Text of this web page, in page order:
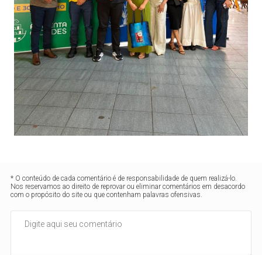
* O conteúdo de cada comentário é de responsabilidade de quem realizá-lo.
Nos reservamos ao direito de reprovar ou eliminar comentários em desacordo
com o propósito do site ou que contenham palavras ofensivas.